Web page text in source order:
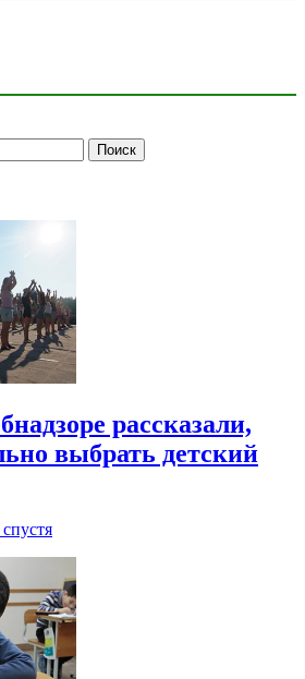
рассказали,
выбрать детский